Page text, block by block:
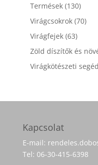
Termések 130130
termék
Virágcsokrok 7070
Virágfejek 6363
termék
Zöld díszítők és
Virágkötészeti
Kapcsolat
E-mail:
Tel: 06-30-415-6398